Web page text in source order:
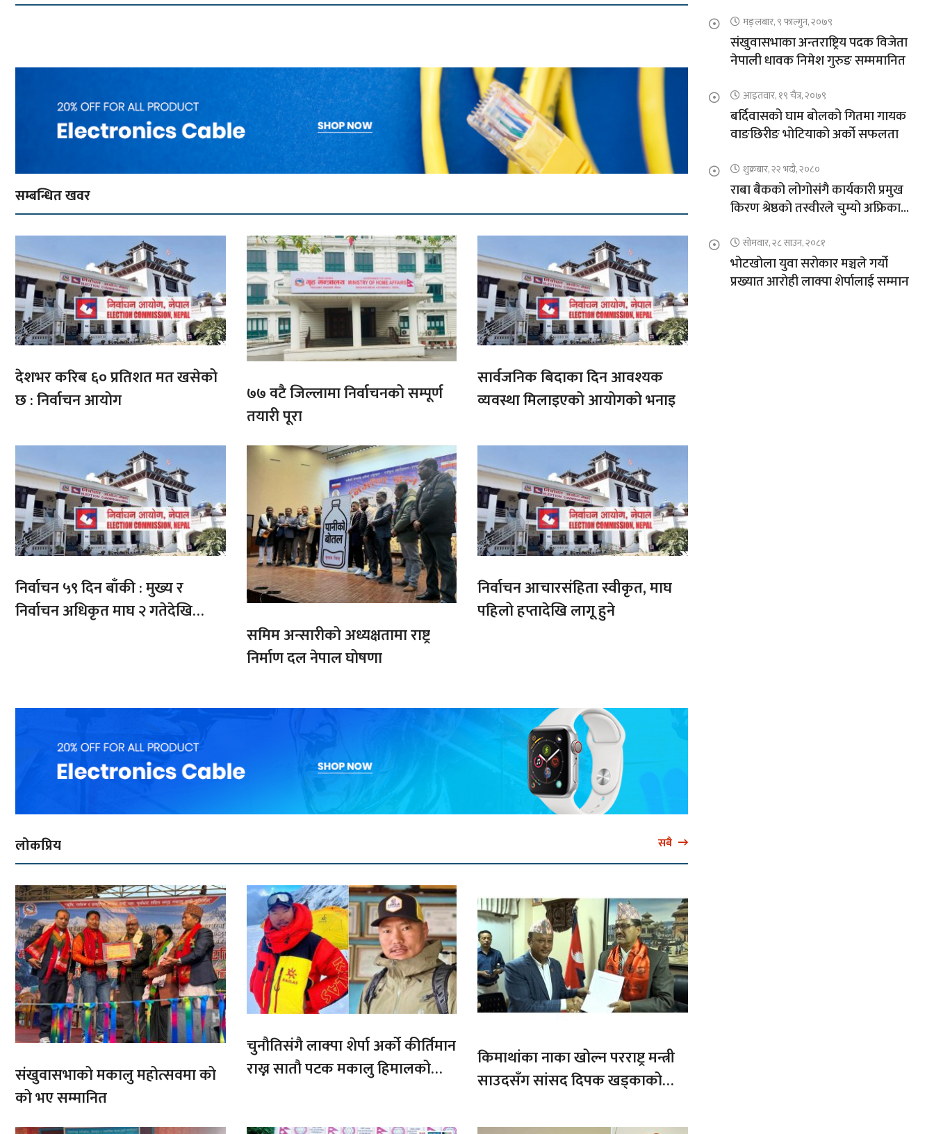
सम्बन्धित खवर
देशभर करिब ६० प्रतिशत मत खसेको
छ : निर्वाचन आयोग
७७ वटै जिल्लामा निर्वाचनको सम्पूर्ण
तयारी पूरा
सार्वजनिक बिदाका दिन आवश्यक
व्यवस्था मिलाइएको आयोगको भनाइ
निर्वाचन ५९ दिन बाँकी : मुख्य र
निर्वाचन अधिकृत माघ २ गतेदेखि
समिम अन्सारीको अध्यक्षतामा राष्ट्र
निर्माण दल नेपाल घोषणा
निर्वाचन आचारसंहिता स्वीकृत, माघ
पहिलो हप्तादेखि लागू हुने
लोकप्रिय सबै
संखुवासभाको मकालु महोत्सवमा को
को भए सम्मानित
चुनौतिसंगै लाक्पा शेर्पा अर्को कीर्तिमान
राख्न सातौ पटक मकालु हिमालको
किमाथांका नाका खोल्न परराष्ट्र मन्त्री
साउदसँग सांसद दिपक खड्काको
मङ्लबार, ९ फाल्गुन, २०७९
संखुवासभाका अन्तराष्ट्रिय पदक विजेता
नेपाली धावक निमेश गुरुङ सम्ममानित
आइतवार, १९ चैत्र, २०७९
बर्दिवासको घाम बोलको गितमा गायक
वाङछिरीङ भोटियाको अर्को सफलता
शुक्रबार, २२ भदौ, २०८०
राबा बैकको लोगोसंगै कार्यकारी प्रमुख
किरण श्रेष्ठको तस्वीरले चुम्यो अफ्रिकाको
सोमवार, २८ साउन, २०८१
भोटखोला युवा सरोकार मञ्चले गर्यो
प्रख्यात आरोही लाक्पा शेर्पालाई सम्मान